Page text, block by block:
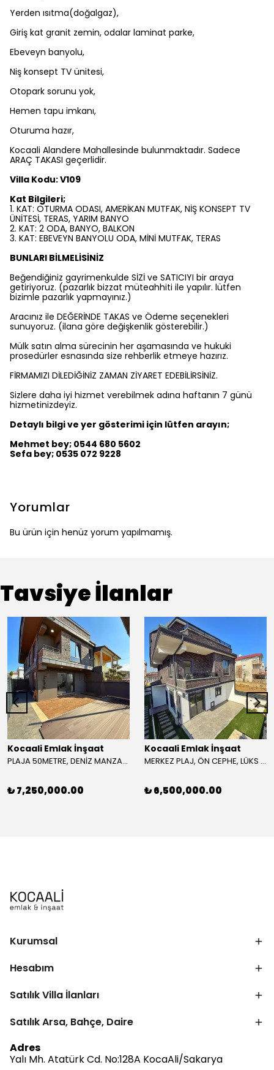
Yerden ısıtma(doğalgaz),
Giriş kat granit zemin, odalar laminat parke,
Ebeveyn banyolu,
Niş konsept TV ünitesi,
Otopark sorunu yok,
Hemen tapu imkanı,
Oturuma hazır,
Kocaali Alandere Mahallesinde bulunmaktadır. Sadece
ARAÇ TAKASI geçerlidir.
Villa Kodu: V109
Kat Bilgileri;
1. KAT: OTURMA ODASI, AMERİKAN MUTFAK, NİŞ KONSEPT TV
ÜNİTESİ, TERAS, YARIM BANYO
2. KAT: 2 ODA, BANYO, BALKON
3. KAT: EBEVEYN BANYOLU ODA, MİNİ MUTFAK, TERAS
BUNLARI BİLMELİSİNİZ
Beğendiğiniz gayrimenkulde SİZİ ve SATICIYI bir araya
getiriyoruz. (pazarlık bizzat müteahhiti ile yapılır. lütfen
bizimle pazarlık yapmayınız.)
Aracınız ile DEĞERİNDE TAKAS ve Ödeme seçenekleri
sunuyoruz. (ilana göre değişkenlik gösterebilir.)
Mülk satın alma sürecinin her aşamasında ve hukuki
prosedürler esnasında size rehberlik etmeye hazırız.
FİRMAMIZI DİLEDİĞİNİZ ZAMAN ZİYARET EDEBİLİRSİNİZ.
Sizlere daha iyi hizmet verebilmek adına haftanın 7 günü
hizmetinizdeyiz.
Detaylı bilgi ve yer gösterimi için lütfen arayın;
Mehmet bey; 0544 680 5602
Sefa bey; 0535 072 9228
Yorumlar
Bu ürün için henüz yorum yapılmamış.
Tavsiye İlanlar
Kocaali Emlak İnşaat
PLAJA 50METRE, DENİZ MANZARALI, ÖN CEPHE, HAVUZLU, LÜKS DİZAYN 4+1 TRİPLEKS VİLLA! KOCAALİ ALANDERE MH
₺ 7,250,000.00
Kocaali Emlak İnşaat
MERKEZ PLAJ, ÖN CEPHE, LÜKS DİZAYN, KOMPLE GRANİT ZEMİN, YERDEN ISITMA 3+1 TRİPLEKS VİLLA! KOCAALİ YALI MH
₺ 6,500,000.00
Kurumsal
Hesabım
Satılık Villa İlanları
Satılık Arsa, Bahçe, Daire
Adres
Yalı Mh. Atatürk Cd. No:128A KocaAli/Sakarya